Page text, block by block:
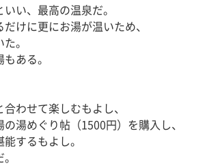
い、最高の温泉だ。
けに更にお湯が温いため、
。
ある。
わせて楽しむもよし、
湯めぐり帖（1500円）を購入し、
するもよし。